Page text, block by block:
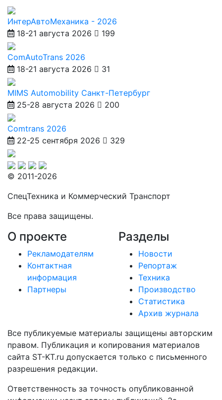
ИнтерАвтоМеханика - 2026
18-21 августа 2026
199
ComAutoTrans 2026
18-21 августа 2026
31
MIMS Automobility Санкт-Петербург
25-28 августа 2026
200
Comtrans 2026
22-25 сентября 2026
329
© 2011-2026
СпецТехника и Коммерческий Транспорт
Все права защищены.
О проекте
Рекламодателям
Контактная
информация
Партнеры
Разделы
Новости
Репортаж
Техника
Производство
Статистика
Архив журнала
Все публикуемые материалы защищены авторским
правом. Публикация и копирования материалов
сайта ST-KT.ru допускается только с письменного
разрешения редакции.
Ответственность за точность опубликованной